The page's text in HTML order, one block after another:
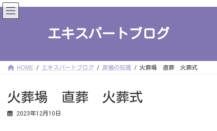
コ
ン
テ
ナ
ビ
ゲ
エキスパートブログ
HOME エキスパートブログ 葬儀の知識 火葬場 直葬 火葬式
火葬場 直葬 火葬式
2023年12月10日